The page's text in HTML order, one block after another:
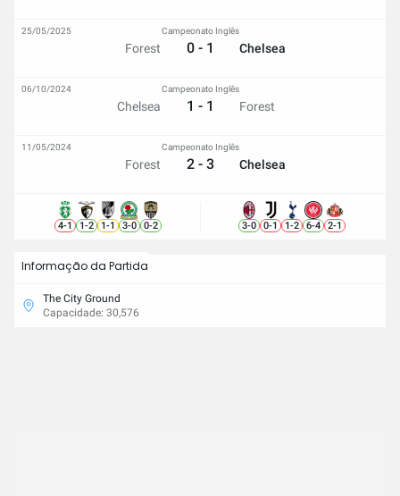
Informação da Partida
The City Ground
Capacidade: 30,576
Forest
Campeonato Inglês
0 - 1 Chelsea
25/05/2025
Chelsea
Campeonato Inglês
1 - 1 Forest
06/10/2024
Forest
Campeonato Inglês
2 - 3 Chelsea
11/05/2024
4-1 1-2 1-1 3-0 0-2 3-0 0-1 1-2 6-4 2-1